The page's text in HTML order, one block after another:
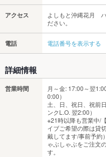
アクセス
よしもと沖縄花月
ださい。
電話 電話番号を表示する
詳細情報
営業時間
月～金: 17:00～翌
0:00）
土、日、祝日、祝前
ンクL.O. 翌2:00）
※21時以降も営業中/
イブご希望の際は貸
戴してます/事前予
ゃぶしゃぶをご注文
す。